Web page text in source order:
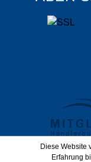
Diese Website
Erfahrung